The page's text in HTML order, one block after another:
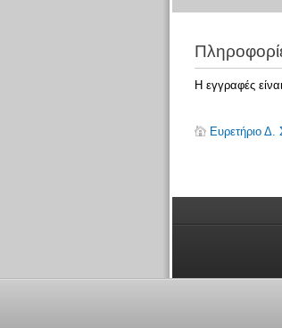
Η εγγραφές
Ευρετήριο Δ.